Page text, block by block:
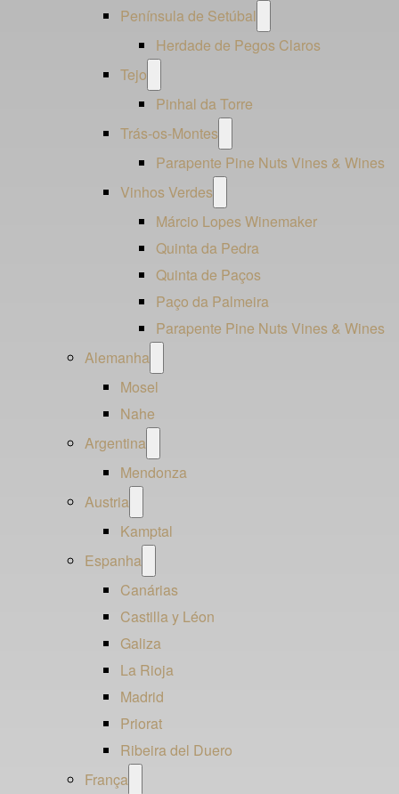
Península de Setúbal
menu
Herdade de Pegos Claros
Tejo
menu
Pinhal da Torre
Trás-os-Montes
menu
Parapente Pine Nuts Vines & Wines
Vinhos Verdes
menu
Márcio Lopes Winemaker
Quinta da Pedra
Quinta de Paços
Paço da Palmeira
Parapente Pine Nuts Vines & Wines
Alemanha
menu
Mosel
Nahe
Argentina
menu
Mendonza
Austria
menu
Kamptal
Espanha
menu
Canárias
Castilla y Léon
Galiza
La Rioja
Madrid
Priorat
Ribeira del Duero
França